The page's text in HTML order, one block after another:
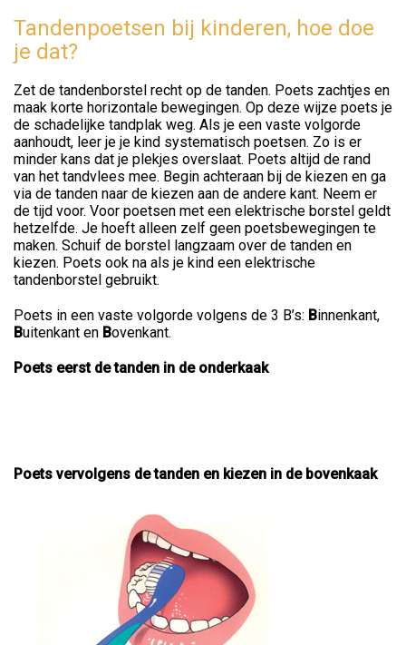
Tandenpoetsen bij kinderen, hoe doe
je dat?
Zet de tandenborstel recht op de tanden. Poets zachtjes en
maak korte horizontale bewegingen. Op deze wijze poets je
de schadelijke tandplak weg. Als je een vaste volgorde
aanhoudt, leer je je kind systematisch poetsen. Zo is er
minder kans dat je plekjes overslaat. Poets altijd de rand
van het tandvlees mee. Begin achteraan bij de kiezen en ga
via de tanden naar de kiezen aan de andere kant. Neem er
de tijd voor. Voor poetsen met een elektrische borstel geldt
hetzelfde. Je hoeft alleen zelf geen poetsbewegingen te
maken. Schuif de borstel langzaam over de tanden en
kiezen. Poets ook na als je kind een elektrische
tandenborstel gebruikt.
Poets in een vaste volgorde volgens de 3 B’s: Binnenkant,
Buitenkant en Bovenkant.
Poets eerst de tanden in de onderkaak
Poets vervolgens de tanden en kiezen in de bovenkaak